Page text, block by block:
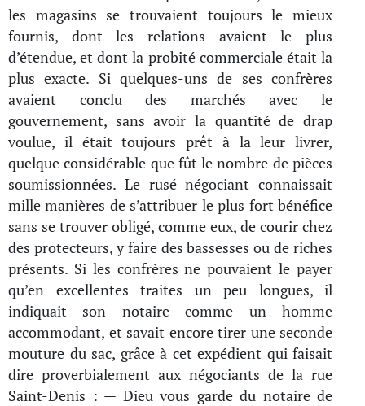
les magasins se trouvaient toujours le mieux
fournis, dont les relations avaient le plus
d’étendue, et dont la probité commerciale était la
plus exacte. Si quelques-uns de ses confrères
avaient conclu des marchés avec le
gouvernement, sans avoir la quantité de drap
voulue, il était toujours prêt à la leur livrer,
quelque considérable que fût le nombre de pièces
soumissionnées. Le rusé négociant connaissait
mille manières de s’attribuer le plus fort bénéfice
sans se trouver obligé, comme eux, de courir chez
des protecteurs, y faire des bassesses ou de riches
présents. Si les confrères ne pouvaient le payer
qu’en excellentes traites un peu longues, il
indiquait son notaire comme un homme
accommodant, et savait encore tirer une seconde
mouture du sac, grâce à cet expédient qui faisait
dire proverbialement aux négociants de la rue
Saint-Denis : — Dieu vous garde du notaire de